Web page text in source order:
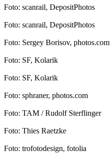
Foto: scanrail, DepositPhotos
Foto: scanrail, DepositPhotos
Foto: Sergey Borisov, photos.com
Foto: SF, Kolarik
Foto: SF, Kolarik
Foto: sphraner, photos.com
Foto: TAM / Rudolf Sterflinger
Foto: Thies Raetzke
Foto: trofotodesign, fotolia